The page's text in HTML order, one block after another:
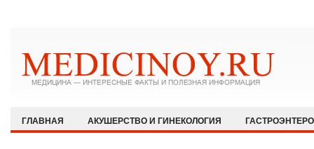
ГЛАВНАЯ АКУШЕРСТВО И ГИНЕКОЛОГИЯ